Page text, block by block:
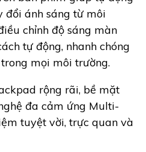
đổi ánh sáng từ môi
chỉnh độ sáng màn
tự động, nhanh chóng
mọi môi trường.
rộng rãi, bề mặt
đa cảm ứng Multi-
tuyệt vời, trực quan và